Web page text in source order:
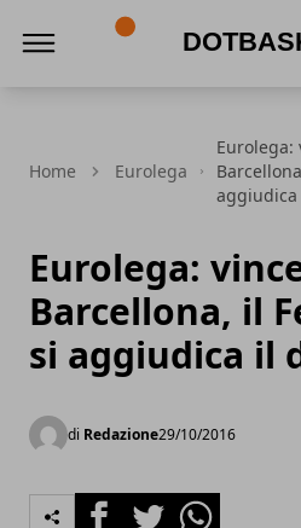
Home Eurolega
Eurolega:
Eurolega:
Barcellona, il
si aggiudica il
di Redazione29/10/2016
FacebookTwitterWhatsapp